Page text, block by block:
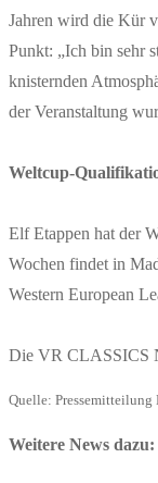
Jahren wird die Kür
Punkt: „Ich bin sehr
knisternden
der Veranstaltung
Weltcup-
Elf Etappen hat der
Wochen findet in
Western European
Die VR CLASSICS
Quelle: Pressemitteilung
Weitere News dazu: